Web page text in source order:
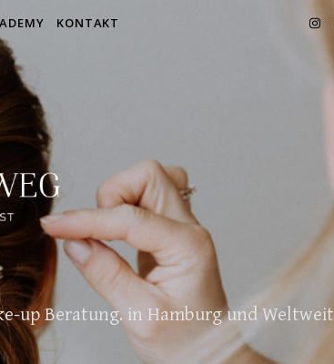
KONTAKT
up Beratung. in Hamburg und Weltweit